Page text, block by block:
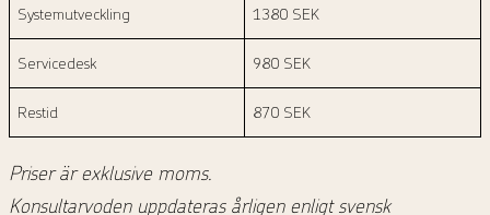
Systemutveckling 1380 SEK
Servicedesk 980 SEK
Restid 870 SEK
Priser är exklusive moms.
Konsultarvoden uppdateras årligen enligt svensk